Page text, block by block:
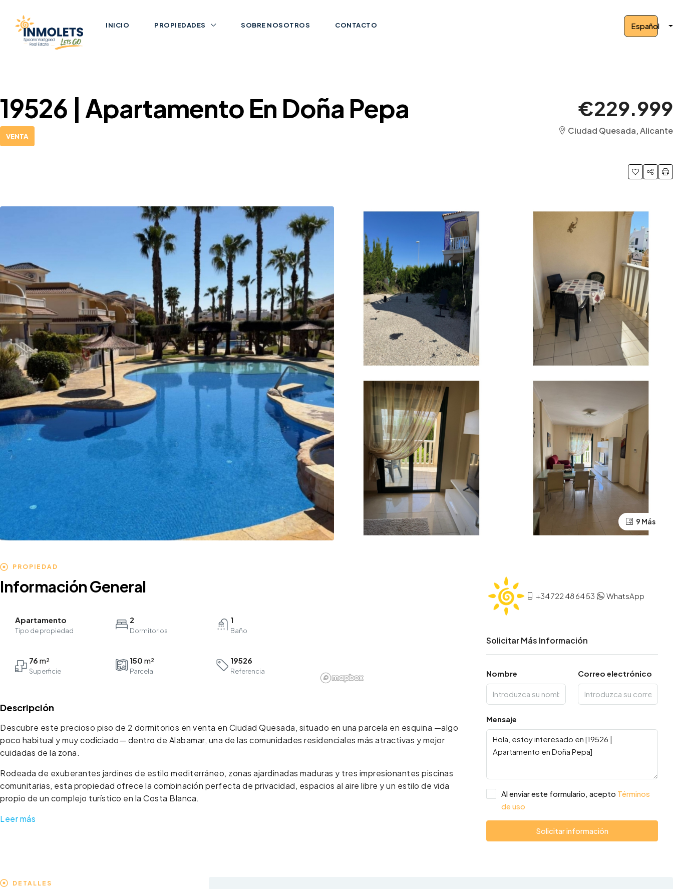
INICIO PROPIEDADES SOBRE NOSOTROS CONTACTO Español
19526 | Apartamento En Doña Pepa
VENTA
€229.999
Ciudad Quesada, Alicante
9 Más
+34 722 48 64 53 WhatsApp
Solicitar Más Información
Nombre Correo electrónico
Mensaje
Al enviar este formulario, acepto Términos
de uso
Solicitar información
PROPIEDAD
Información General
Apartamento
Tipo de propiedad
2
Dormitorios
1
Baño
76 150
Parcela
19526
Referencia
Descripción
Descubre este precioso piso de 2 dormitorios en venta en Ciudad Quesada, situado en una parcela en esquina —algo
poco habitual y muy codiciado— dentro de Alabamar, una de las comunidades residenciales más atractivas y mejor
cuidadas de la zona.
Rodeada de exuberantes jardines de estilo mediterráneo, zonas ajardinadas maduras y tres impresionantes piscinas
comunitarias, esta propiedad ofrece la combinación perfecta de privacidad, espacios al aire libre y un estilo de vida
propio de un complejo turístico en la Costa Blanca.
Leer más
DETALLES